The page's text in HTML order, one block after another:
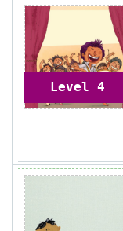
Level 4